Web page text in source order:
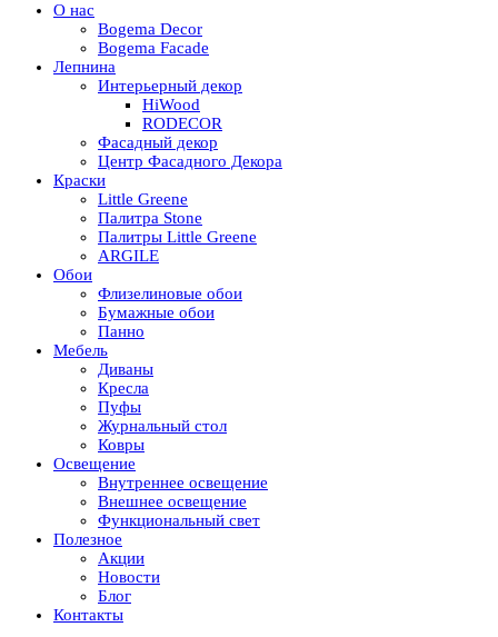
О нас
Bogema Decor
Bogema Facade
Лепнина
Интерьерный декор
HiWood
RODECOR
Фасадный декор
Центр Фасадного Декора
Краски
Little Greene
Палитра Stone
Палитры Little Greene
ARGILE
Обои
Флизелиновые обои
Бумажные обои
Панно
Мебель
Диваны
Кресла
Пуфы
Журнальный стол
Ковры
Освещение
Внутреннее освещение
Внешнее освещение
Функциональный свет
Полезное
Акции
Новости
Блог
Контакты